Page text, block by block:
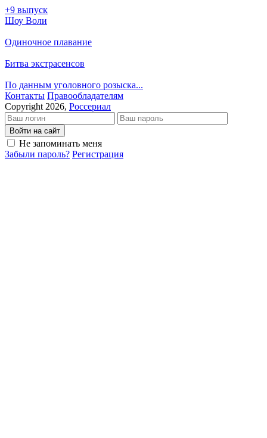
+9 выпуск
Шоу Воли
Одиночное плавание
Битва экстрасенсов
По данным уголовного розыска...
Кон­так­ты Пра­во­об­ла­да­те­лям
Copyright 2026, Россериал
Войти на сайт
Не запоминать меня
Забыли пароль? Регистрация